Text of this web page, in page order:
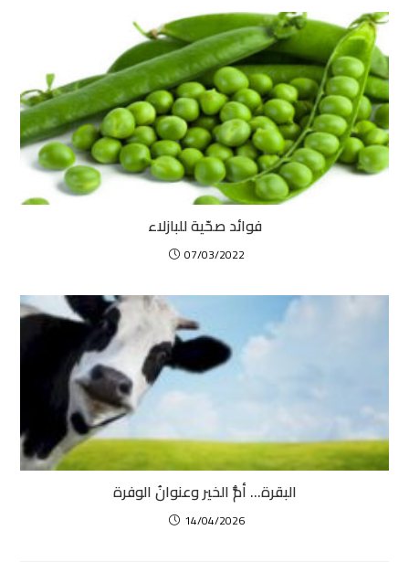
فوائد صحّية للبازلاء
07/03/2022
البقرة… أمُّ الخير وعنوانُ الوفرة
14/04/2026